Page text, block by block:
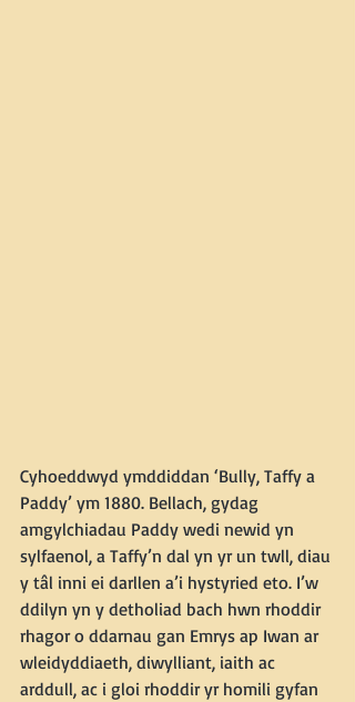
Cyhoeddwyd ymddiddan ‘Bully, Taffy a
Paddy’ ym 1880. Bellach, gydag
amgylchiadau Paddy wedi newid yn
sylfaenol, a Taffy’n dal yn yr un twll, diau
y tâl inni ei darllen a’i hystyried eto. I’w
ddilyn yn y detholiad bach hwn rhoddir
rhagor o ddarnau gan Emrys ap Iwan ar
wleidyddiaeth, diwylliant, iaith ac
arddull, ac i gloi rhoddir yr homili gyfan